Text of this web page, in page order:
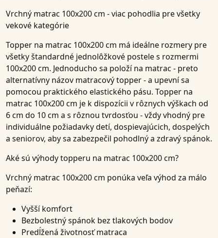
Vrchný matrac 100x200 cm - viac pohodlia pre všetky
vekové kategórie
Topper na matrac 100x200 cm má ideálne rozmery pre
všetky štandardné jednolôžkové postele s rozmermi
100x200 cm. Jednoducho sa položí na matrac - preto
alternatívny názov matracový topper - a upevní sa
pomocou praktického elastického pásu. Topper na
matrac 100x200 cm je k dispozícii v rôznych výškach od
6 cm do 10 cm a s rôznou tvrdosťou - vždy vhodný pre
individuálne požiadavky detí, dospievajúcich, dospelých
a seniorov, aby sa zabezpečil pohodlný a zdravý spánok.
Aké sú výhody topperu na matrac 100x200 cm?
Vrchný matrac 100x200 cm ponúka veľa výhod za málo
peňazí:
Vyšší komfort
Bezbolestný spánok bez tlakových bodov
Predĺžená životnosť matraca